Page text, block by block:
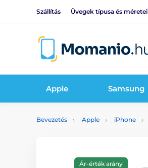
Szállítás Üvegek típusa és méretei
Apple Samsung
Bevezetés Apple iPhone
Ár-érték arány